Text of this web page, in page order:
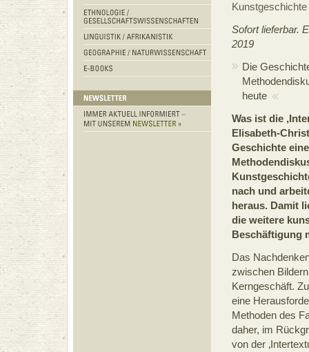
Sofort lieferbar.
2019
Die
heute
Was ist die
Elisabeth-
Geschichte
nach und
heraus. Damit
die weitere
Beschäftigung
Das
zwischen
Kerngeschäft.
eine
Methoden des
daher, im
von der